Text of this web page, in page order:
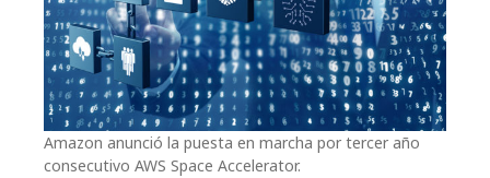
Amazon anunció la puesta en marcha por tercer año
consecutivo AWS Space Accelerator.